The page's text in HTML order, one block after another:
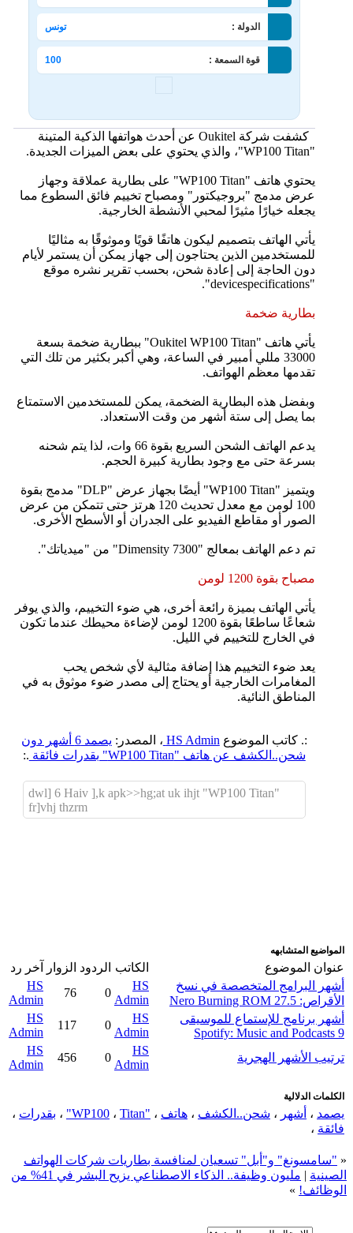
الدولة : تونس
قوة السمعة : 100
كشفت شركة Oukitel عن أحدث هواتفها الذكية المتينة
"WP100 Titan"، والذي يحتوي على بعض الميزات الجديدة.
يحتوي هاتف "WP100 Titan" على بطارية عملاقة وجهاز
عرض مدمج "بروجيكتور" ومصباح تخييم فائق السطوع مما
يجعله خيارًا مثيرًا لمحبي الأنشطة الخارجية.
يأتي الهاتف بتصميم ليكون هاتفًا قويًا وموثوقًا به مثاليًا
للمستخدمين الذين يحتاجون إلى جهاز يمكن أن يستمر لأيام
دون الحاجة إلى إعادة شحن، بحسب تقرير نشره موقع
"devicespecifications".
بطارية ضخمة
يأتي هاتف "Oukitel WP100 Titan" ببطارية ضخمة بسعة
33000 مللي أمبير في الساعة، وهي أكبر بكثير من تلك التي
تقدمها معظم الهواتف.
وبفضل هذه البطارية الضخمة، يمكن للمستخدمين الاستمتاع
بما يصل إلى ستة أشهر من وقت الاستعداد.
يدعم الهاتف الشحن السريع بقوة 66 وات، لذا يتم شحنه
بسرعة حتى مع وجود بطارية كبيرة الحجم.
ويتميز "WP100 Titan" أيضًا بجهاز عرض "DLP" مدمج بقوة
100 لومن مع معدل تحديث 120 هرتز حتى تتمكن من عرض
الصور أو مقاطع الفيديو على الجدران أو الأسطح الأخرى.
تم دعم الهاتف بمعالج "Dimensity 7300" من "ميدياتك".
مصباح بقوة 1200 لومن
يأتي الهاتف بميزة رائعة أخرى، هي ضوء التخييم، والذي يوفر
شعاعًا ساطعًا بقوة 1200 لومن لإضاءة محيطك عندما تكون
في الخارج للتخييم في الليل.
يعد ضوء التخييم هذا إضافة مثالية لأي شخص يحب
المغامرات الخارجية أو يحتاج إلى مصدر ضوء موثوق به في
المناطق النائية.
:. كاتب الموضوع HS Admin ، المصدر:
يصمد 6 أشهر دون
شحن..الكشف عن هاتف "WP100 Titan" بقدرات فائقة
.:
dwl] 6 Haiv ],k apk>>hg;at uk ihjt "WP100 Titan"
fr]vhj thzrm
المواضيع المتشابهه
عنوان الموضوع الكاتب الردود الزوار
آخر رد
أشهر البرامج المتخصصة في نسخ
الأقراص: Nero Burning ROM 27.5
HS
Admin
0
76
HS
Admin
أشهر برنامج للإستماع للموسيقى
Spotify: Music and Podcasts 9
HS
Admin
0
117
HS
Admin
ترتيب الأشهر الهجرية
HS
Admin
0
456
HS
Admin
الكلمات الدلالية
يصمد ، أشهر ، شحن..الكشف ، هاتف ، "WP100 ، Titan" ، بقدرات ،
فائقة ،
« "سامسونغ" و"أبل" تسعيان لمنافسة بطاريات شركات الهواتف
الصينية |
مليون وظيفة.. الذكاء الاصطناعي يزيح البشر في 41% من
الوظائف! »